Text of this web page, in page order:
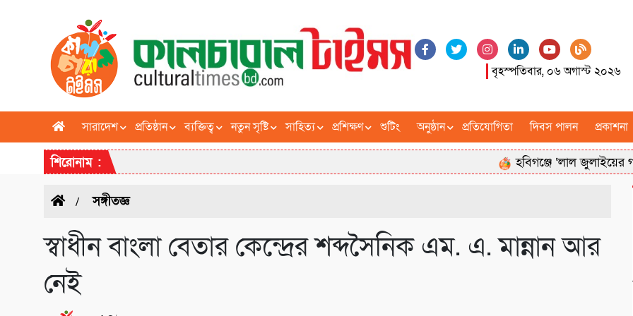
বৃহস্পতিবার, ০৬ অগাস্ট ২০২৬
সারাদেশ প্রতিষ্ঠান ব্যক্তিত্ব নতুন সৃষ্টি সাহিত্য প্রশিক্ষণ শুটিং অনুষ্ঠান প্রতিযোগিতা দিবস পালন প্রকাশনা
শিরোনাম : হবিগঞ্জে ‘লাল জুলাইয়ের গান’
সঙ্গীতজ্ঞ
স্বাধীন বাংলা বেতার কেন্দ্রের শব্দসৈনিক এম. এ. মান্নান আর
নেই